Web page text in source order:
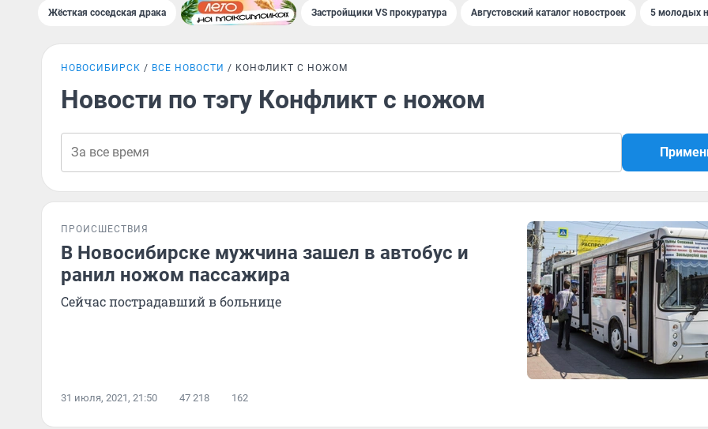
Жёсткая соседская драка Застройщики VS прокуратура Августовский каталог новостроек 5 молодых
НОВОСИБИРСК ВСЕ НОВОСТИ КОНФЛИКТ С НОЖОМ
Новости по тэгу Конфликт с ножом
ПРОИСШЕСТВИЯ
В Новосибирске мужчина зашел в автобус и
ранил ножом пассажира
Сейчас пострадавший в больнице
31 июля, 2021, 21:50 47 218 162